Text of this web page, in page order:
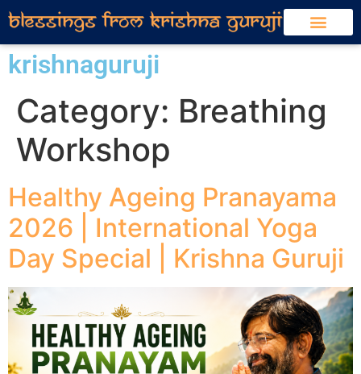
krishnaguruji
Category: Breathing
Workshop
Healthy Ageing Pranayama
2026 | International Yoga
Day Special | Krishna Guruji